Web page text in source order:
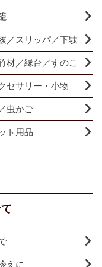
／スリッパ／下駄
材／縁台／すのこ
セサリー・小物
虫かご
ト用品
えに